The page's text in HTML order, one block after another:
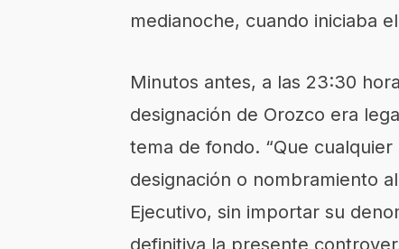
medianoche, cuando iniciaba
Minutos antes, a las 23:30
designación de Orozco era
tema de fondo. “Que
designación o nombramiento
Ejecutivo, sin importar su
definitiva la presente